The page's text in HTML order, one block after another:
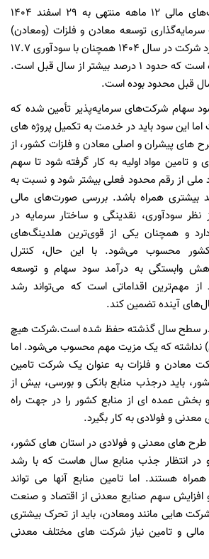
مالی ۱۲ ماهه منتهی به ۲۹ اسفند ۱۴۰۴
توسعه معادن و فلزات (ومعادن)
شرکت در سال ۱۴۰۴
همچنان با سودآوری 17.7
که حدود ۱ درصد بیشتر از سال قبل است.
قبل محدود بوده است.
سهام شرکت‌های سرمایه‌پذیر تأمین شده که
این سود باید در خدمت به تکمیل پروژه های
های پیشران و اصلی معادن و فلزات کشور، از
تامین مواد اولیه به کار گرفته شود تا سهم
ملی از رقم محدود فعلی بیشتر شود و نسبت به
همراه باشد. بررسی صورت‌های مالی
سودآوری، نقدینگی و ساختار سرمایه در
و همچنان یکی از قوی‌ترین هلدینگ‌های
کشور محسوب می‌شود. با این حال، کنترل
وابستگی به درآمد سود سهام و توسعه
از مهم‌ترین اقداماتی است که می‌تواند رشد
آینده تضمین کند.
در سطح سال گذشته حفظ شده است.شرکت هیچ
نداشته که یک مزیت مهم محسوب می‌شود. اما
معادن و فلزات به عنوان یک شرکت تامین
باید درجذب منابع بانکی و بورسی، بیش از
بخش عمده ای از منابع کشور را در جهت راه
و فولادی به کار بگیرد.
های معدنی و فولادی در استان های کشور،
در انتظار جذب منابع سال هاست که با رشد
هستند. اما تامین منابع آنها می تواند
سهم صنایع معدنی از اقتصاد و صنعت
هایی مانند ومعادن، باید از تحرک بیشتری
و تامین نیاز شرکت های مختلف معدنی